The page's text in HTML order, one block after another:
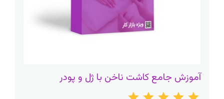
آموزش جامع کاشت ناخن با ژل و پودر